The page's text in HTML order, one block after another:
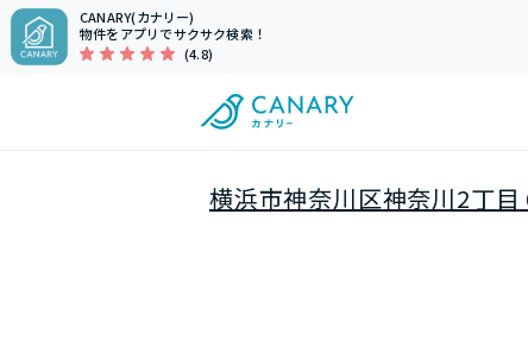
CANARY(カナリー)
物件をアプリでサクサク検索！
(4.8)
横浜市神奈川区神奈川2丁